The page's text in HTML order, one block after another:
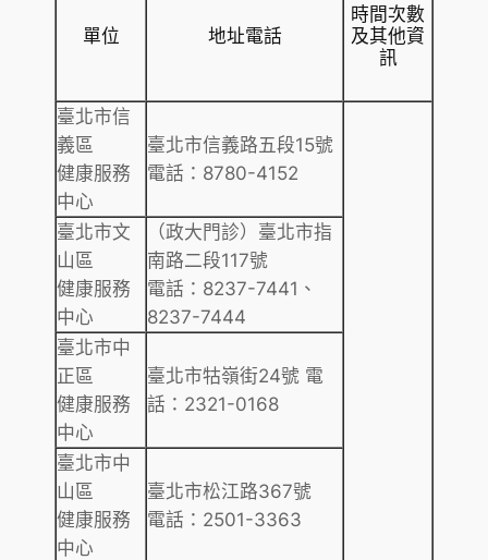
單位 地址電話
時間次數
及其他資
訊
臺北市信
義區
健康服務
中心
臺北市信義路五段15號
電話：8780-4152
臺北市文
山區
健康服務
中心
（政大門診）臺北市指
南路二段117號
電話：8237-7441、
8237-7444
臺北市中
正區
健康服務
中心
臺北市牯嶺街24號 電
話：2321-0168
臺北市中
山區
健康服務
中心
臺北市松江路367號
電話：2501-3363